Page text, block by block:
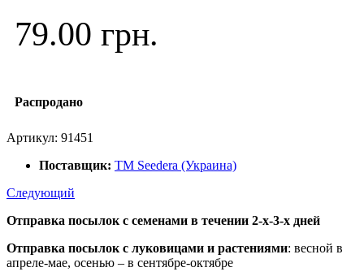
79.00 грн.
Распродано
Артикул: 91451
Поставщик: ТМ Seedera (Украина)
Следующий
Отправка посылок с семенами в течении 2-х-3-х дней
Отправка посылок с луковицами и растениями: весной в
апреле-мае, осенью – в сентябре-октябре